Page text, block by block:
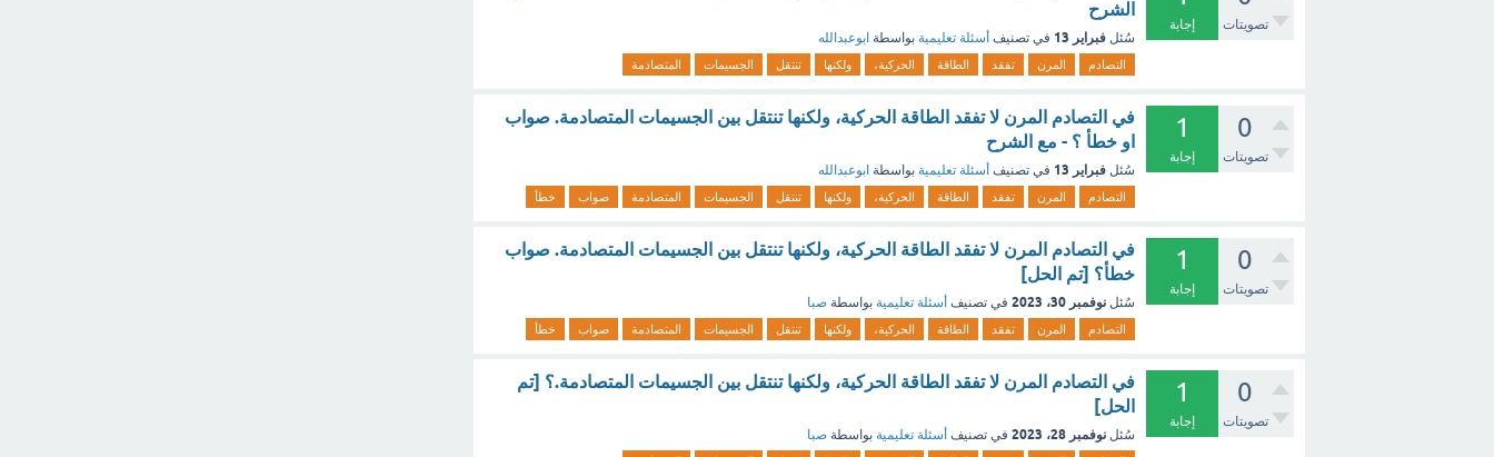
تصويتات إجابة
الشرح
سُئل فبراير 13 في تصنيف أسئلة تعليمية بواسطة ابوعبدالله
التصادم المرن تفقد الطاقة الحركية، ولكنها تنتقل الجسيمات المتصادمة
0
تصويتات
1
إجابة
في التصادم المرن لا تفقد الطاقة الحركية، ولكنها تنتقل بين الجسيمات المتصادمة. صواب
او خطأ ؟ - مع الشرح
سُئل فبراير 13 في تصنيف أسئلة تعليمية بواسطة ابوعبدالله
التصادم المرن تفقد الطاقة الحركية، ولكنها تنتقل الجسيمات المتصادمة صواب خطأ
0
تصويتات
1
إجابة
في التصادم المرن لا تفقد الطاقة الحركية، ولكنها تنتقل بين الجسيمات المتصادمة. صواب
خطأ؟ [تم الحل]
سُئل نوفمبر 30، 2023 في تصنيف أسئلة تعليمية بواسطة صبا
التصادم المرن تفقد الطاقة الحركية، ولكنها تنتقل الجسيمات المتصادمة صواب خطأ
0
تصويتات
1
إجابة
في التصادم المرن لا تفقد الطاقة الحركية، ولكنها تنتقل بين الجسيمات المتصادمة.؟ [تم
الحل]
سُئل نوفمبر 28، 2023 في تصنيف أسئلة تعليمية بواسطة صبا